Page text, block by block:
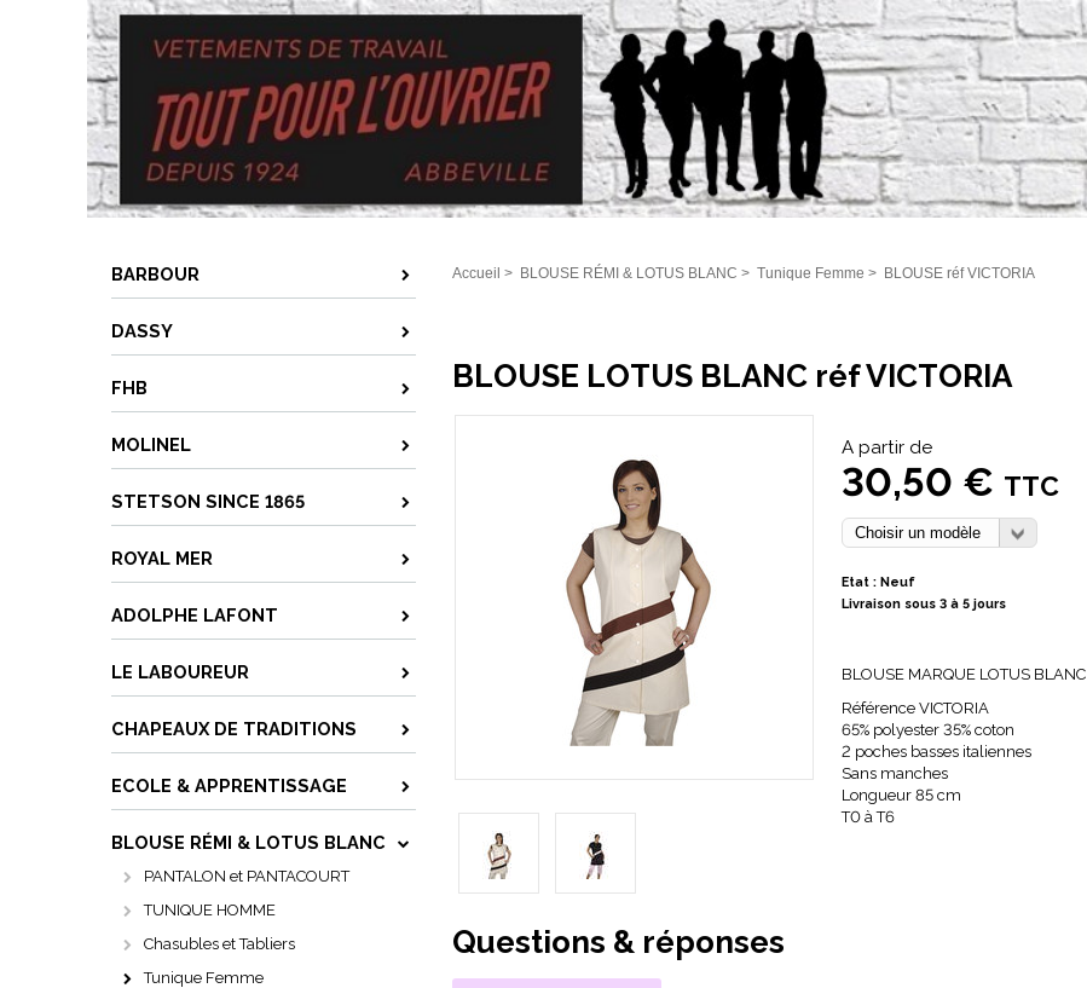
BARBOUR
DASSY
FHB
MOLINEL
STETSON SINCE 1865
ROYAL MER
ADOLPHE LAFONT
LE LABOUREUR
CHAPEAUX DE TRADITIONS
ECOLE & APPRENTISSAGE
BLOUSE RÉMI & LOTUS BLANC
PANTALON et PANTACOURT
TUNIQUE HOMME
Chasubles et Tabliers
Tunique Femme
Accueil > BLOUSE RÉMI & LOTUS BLANC > Tunique Femme > BLOUSE réf VICTORIA
BLOUSE LOTUS BLANC réf VICTORIA
A partir de
30,50 € TTC
Etat : Neuf
Livraison sous 3 à 5 jours
BLOUSE MARQUE LOTUS BLANC
Référence VICTORIA
65% polyester 35% coton
2 poches basses italiennes
Sans manches
Longueur 85 cm
T0 à T6
Questions & réponses